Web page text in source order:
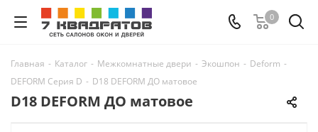
0
Главная - Каталог - Межкомнатные двери - Экошпон - Deform -
DEFORM Серия D - D18 DEFORM ДО матовое
D18 DEFORM ДО матовое